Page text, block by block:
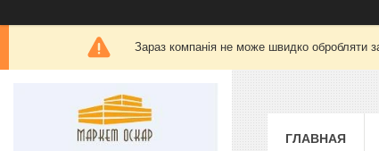
Зараз компанія не може швидко обробляти
ГЛАВНАЯ